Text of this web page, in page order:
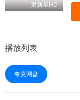
更新至HD
播放列表
夸克网盘